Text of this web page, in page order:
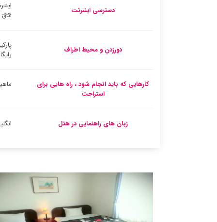
دسترسی اینترنت
اتاق
دورزدن و محیط اطراف
کارهایی که باید انجام شود ، راه هایی برای
استراحت
زبان های راهنمایی در هتل